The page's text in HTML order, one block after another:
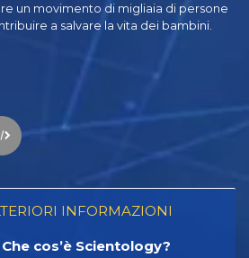
un movimento di migliaia di persone
a salvare la vita dei bambini.
INFORMAZIONI
Che cos’è Scientology?